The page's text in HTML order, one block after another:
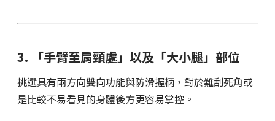
3. 「手臂至肩頸處」以及「大小腿」部位
挑選具有兩方向雙向功能與防滑握柄，對於難刮死角或
是比較不易看見的身體後方更容易掌控。